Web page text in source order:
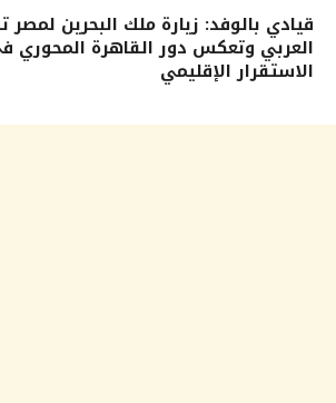
قيادي بالوفد: زيارة ملك البحرين
العربي وتعكس دور القاهرة المحوري
الاستقرار الإقليمي